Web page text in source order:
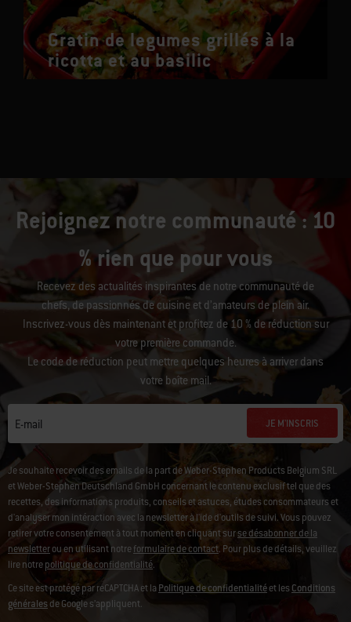
Gratin de legumes grillés à la
ricotta et au basilic
Rejoignez notre communauté : 10
% rien que pour vous
Recevez des actualités inspirantes de notre communauté de
chefs, de passionnés de cuisine et d’amateurs de plein air.
Inscrivez-vous dès maintenant et profitez de 10 % de réduction sur
votre première commande.
Le code de réduction peut mettre quelques heures à arriver dans
votre boîte mail.
E-mail JE M'INSCRIS
Je souhaite recevoir des emails de la part de Weber-Stephen Products Belgium SRL
et Weber-Stephen Deutschland GmbH concernant le contenu exclusif tel que des
recettes, des informations produits, conseils et astuces, études consommateurs et
d'analyser mon intéraction avec la newsletter à l'ide d'outils de suivi.Vous pouvez
retirer votre consentement à tout moment en cliquant surse désabonner de la
newsletterou en utilisant notreformulaire de contact. Pour plus de détails, veuillez
lire notrepolitique de confidentialité.
Ce site est protégé par reCAPTCHA et la Politique de confidentialitéet lesConditions
généralesde Google s’appliquent.